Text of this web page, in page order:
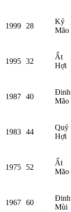
1999 28
Kỷ
Mão
1995 32
Ất
Hợi
1987 40
Đinh
Mão
1983 44
Quý
Hợi
1975 52
Ất
Mão
1967 60
Đinh
Mùi